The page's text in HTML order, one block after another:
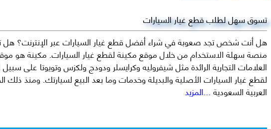
تسوق سهل لطلب قطع غيار السيارات
هل أنت شخص تجد صعوبة في شراء أفضل قطع غيار السيارات عبر الإنترنت؟ هل
منصة سهلة الاستخدام من خلال موقع مكينة لقطع غيار السيارات. مكينة هو
العربية السعودية...المزيد